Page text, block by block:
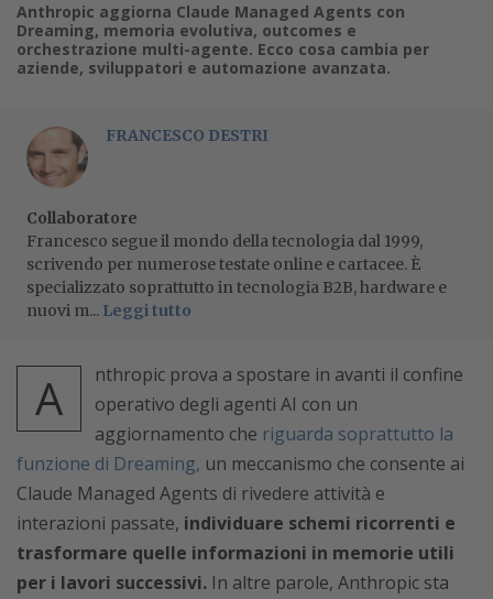
Anthropic aggiorna Claude Managed Agents con
Dreaming, memoria evolutiva, outcomes e
orchestrazione multi-agente. Ecco cosa cambia per
aziende, sviluppatori e automazione avanzata.
FRANCESCO DESTRI
Collaboratore
Francesco segue il mondo della tecnologia dal 1999,
scrivendo per numerose testate online e cartacee. È
specializzato soprattutto in tecnologia B2B, hardware e
nuovi m... Leggi tutto
A
nthropic prova a spostare in avanti il confine
operativo degli agenti AI con un
aggiornamento che riguarda soprattutto la
funzione di Dreaming, un meccanismo che consente ai
Claude Managed Agents di rivedere attività e
interazioni passate, individuare schemi ricorrenti e
trasformare quelle informazioni in memorie utili
per i lavori successivi. In altre parole, Anthropic sta